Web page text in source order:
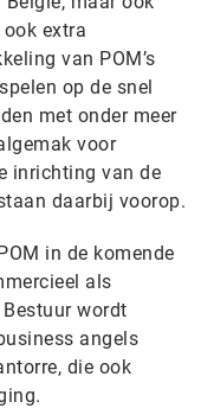
extra
van POM’s
op de snel
met onder meer
voor
inrichting van de
daarbij voorop.
in de komende
als
wordt
angels
die ook